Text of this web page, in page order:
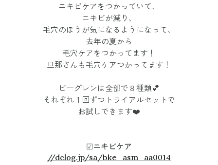
ニキビケアをつかっていて、
ニキビが減り、
毛穴のほうが気になるようになって、
去年の夏から
毛穴ケアをつかってます！
旦那さんも毛穴ケアつかってます！
ビーグレンは全部で８種類💕
それぞれ１回ずつトライアルセットで
お試しできます❤️
☑︎ニキビケア
//dclog.jp/sa/bke_asm_aa0014